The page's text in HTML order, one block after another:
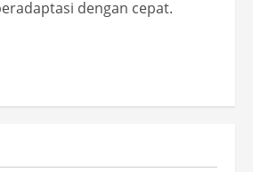
dengan cepat.